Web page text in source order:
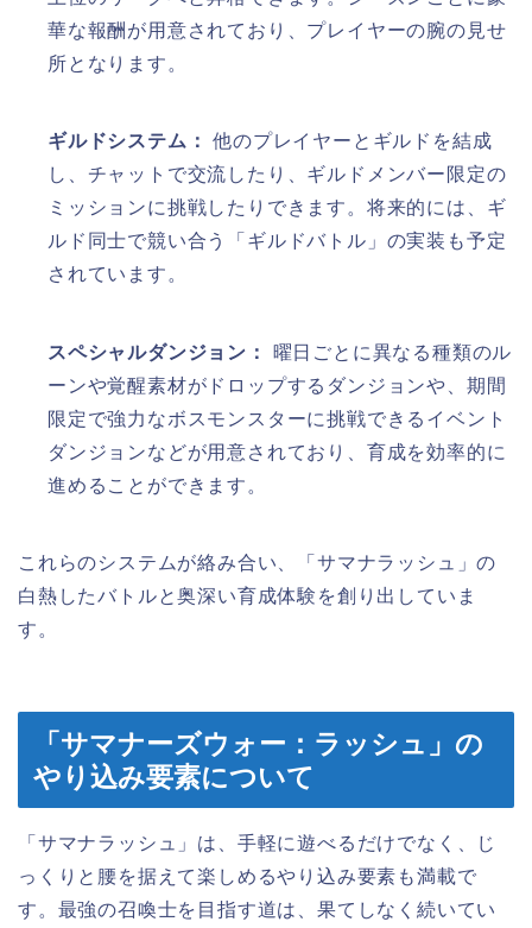
華な報酬が用意されており、プレイヤーの腕の見せ
所となります。
ギルドシステム：
他のプレイヤーとギルドを結成
し、チャットで交流したり、ギルドメンバー限定の
ミッションに挑戦したりできます。将来的には、ギ
ルド同士で競い合う「ギルドバトル」の実装も予定
されています。
スペシャルダンジョン：
曜日ごとに異なる種類のル
ーンや覚醒素材がドロップするダンジョンや、期間
限定で強力なボスモンスターに挑戦できるイベント
ダンジョンなどが用意されており、育成を効率的に
進めることができます。
これらのシステムが絡み合い、「サマナラッシュ」の
白熱したバトルと奥深い育成体験を創り出していま
す。
「サマナーズウォー：ラッシュ」の
やり込み要素について
「サマナラッシュ」は、手軽に遊べるだけでなく、じ
っくりと腰を据えて楽しめるやり込み要素も満載で
す。最強の召喚士を目指す道は、果てしなく続いてい